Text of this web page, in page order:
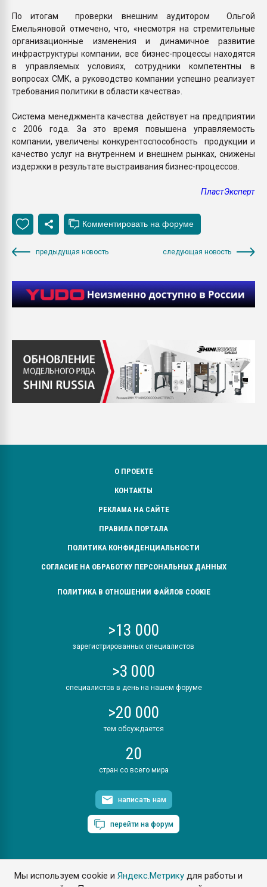
Мы используем cookie иЯндекс.Метрику для работы и
По итогам проверки внешним аудитором Ольгой
Емельяновой отмечено, что, «несмотря на стремительные
организационные изменения и динамичное развитие
инфраструктуры компании, все бизнес-процессы находятся
в управляемых условиях, сотрудники компетентны в
вопросах СМК, а руководство компании успешно реализует
требования политики в области качества».
Система менеджмента качества действует на предприятии
с 2006 года. За это время повышена управляемость
компании, увеличены конкурентоспособность продукции и
качество услуг на внутреннем и внешнем рынках, снижены
издержки в результате выстраивания бизнес-процессов.
ПластЭксперт
предыдущая новость следующая новость
О ПРОЕКТЕ
КОНТАКТЫ
РЕКЛАМА НА САЙТЕ
ПРАВИЛА ПОРТАЛА
ПОЛИТИКА КОНФИДЕНЦИАЛЬНОСТИ
СОГЛАСИЕ НА ОБРАБОТКУ ПЕРСОНАЛЬНЫХ ДАННЫХ
ПОЛИТИКА В ОТНОШЕНИИ ФАЙЛОВ COOKIE
>13 000
зарегистрированных специалистов
>3 000
специалистов в день на нашем форуме
>20 000
тем обсуждается
20
стран со всего мира
написать нам
перейти на форум
ПластЭксперт © 2006. Все права защищены